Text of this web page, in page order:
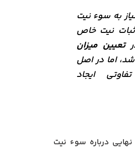
به سوء نیت
نیت خاص
تعیین میزان
اما در اصل
ایجاد
درباره سوء نیت